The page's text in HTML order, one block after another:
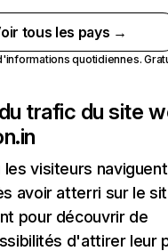
tous les pays →
quotidiennes.
trafic du site
les visiteurs naviguent
avoir atterri sur le
pour découvrir de
d'attirer leur